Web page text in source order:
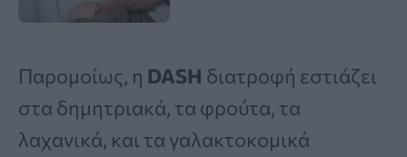
Παρομοίως, η DASH διατροφή εστιάζει
στα δημητριακά, τα φρούτα, τα
λαχανικά, και τα γαλακτοκομικά